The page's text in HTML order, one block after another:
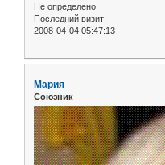
Не определено
Последний визит:
2008-04-04 05:47:13
Мария
Союзник